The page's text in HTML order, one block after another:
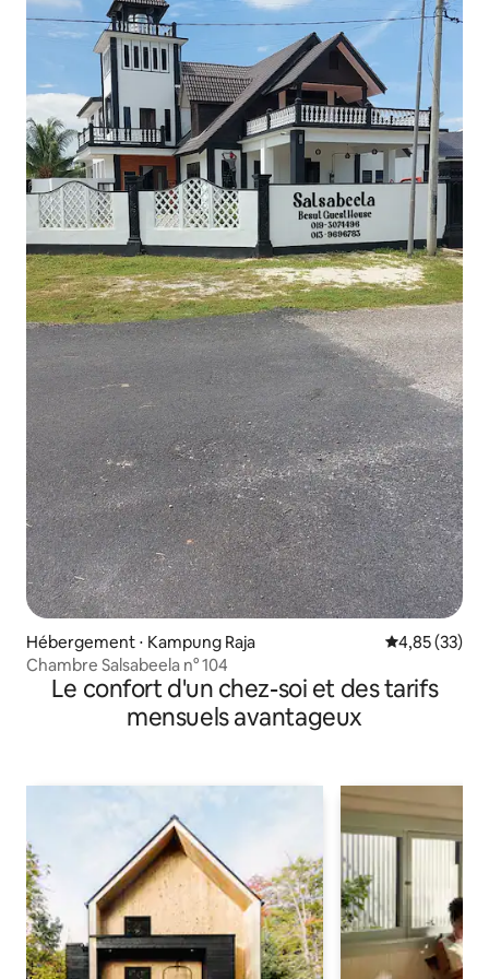
Hébergement ⋅ Kampung Raja Évaluation
4,85 (33)
Chambre Salsabeela n° 104
Le confort d'un chez-soi et des tarifs
mensuels avantageux